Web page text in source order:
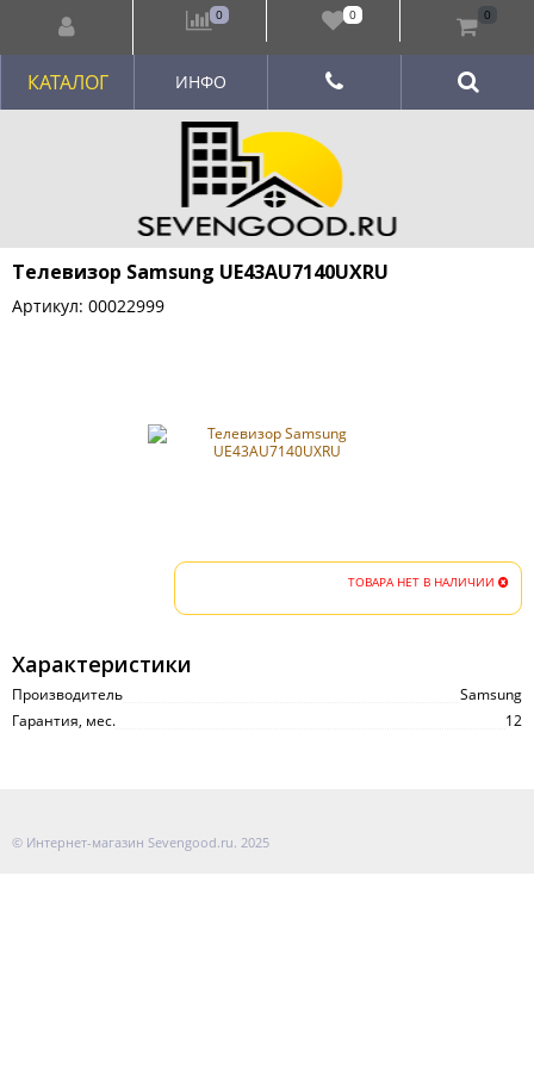
КАТАЛОГ ИНФО
Телевизор Samsung UE43AU7140UXRU
Артикул: 00022999
ТОВАРА НЕТ В НАЛИЧИИ
Характеристики
Производитель
Samsung
Гарантия, мес.
12
© Интернет-магазин Sevengood.ru. 2025
0 0 0